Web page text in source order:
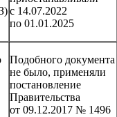
с 14.07.2022
по 01.01.2025
Подобного документа
не было, применяли
постановление
Правительства
от 09.12.2017 № 1496